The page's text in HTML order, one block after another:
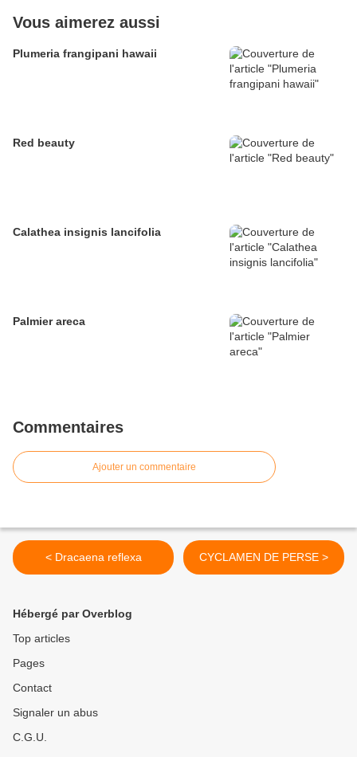
Vous aimerez aussi
Plumeria frangipani hawaii
Red beauty
Calathea insignis lancifolia
Palmier areca
Commentaires
Ajouter un commentaire
< Dracaena reflexa CYCLAMEN DE PERSE >
Hébergé par Overblog
Top articles
Pages
Contact
Signaler un abus
C.G.U.